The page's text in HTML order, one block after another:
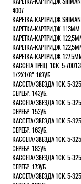
4007
КАРЕТКА-КАРТРИДЖ
КАРЕТКА-КАРТРИДЖ 113ММ
КАРЕТКА-КАРТРИДЖ
КАРЕТКА-КАРТРИДЖ
КАРЕТКА-КАРТРИДЖ
КАССЕТА ТРЕЩ. 1СК. 5-
1/2X1/8" 16ЗУБ.
КАССЕТА/ЗВЕЗДА 1СК. 5-
СЕРЕБР. 14ЗУБ.
КАССЕТА/ЗВЕЗДА 1СК. 5-
СЕРЕБР. 15ЗУБ.
КАССЕТА/ЗВЕЗДА 1СК. 5-
СЕРЕБР. 16ЗУБ.
КАССЕТА/ЗВЕЗДА 1СК. 5-
СЕРЕБР. 18ЗУБ.
КАССЕТА/ЗВЕЗДА 1СК. 5-
СЕРЕБР. 17ЗУБ.
КАССЕТА/ЗВЕЗДА 1СК. 5-